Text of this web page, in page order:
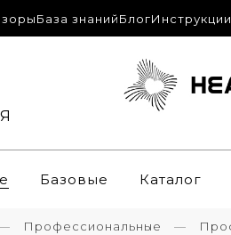
База знанийБлогИнструкции
Базовые Каталог
Профессиональные